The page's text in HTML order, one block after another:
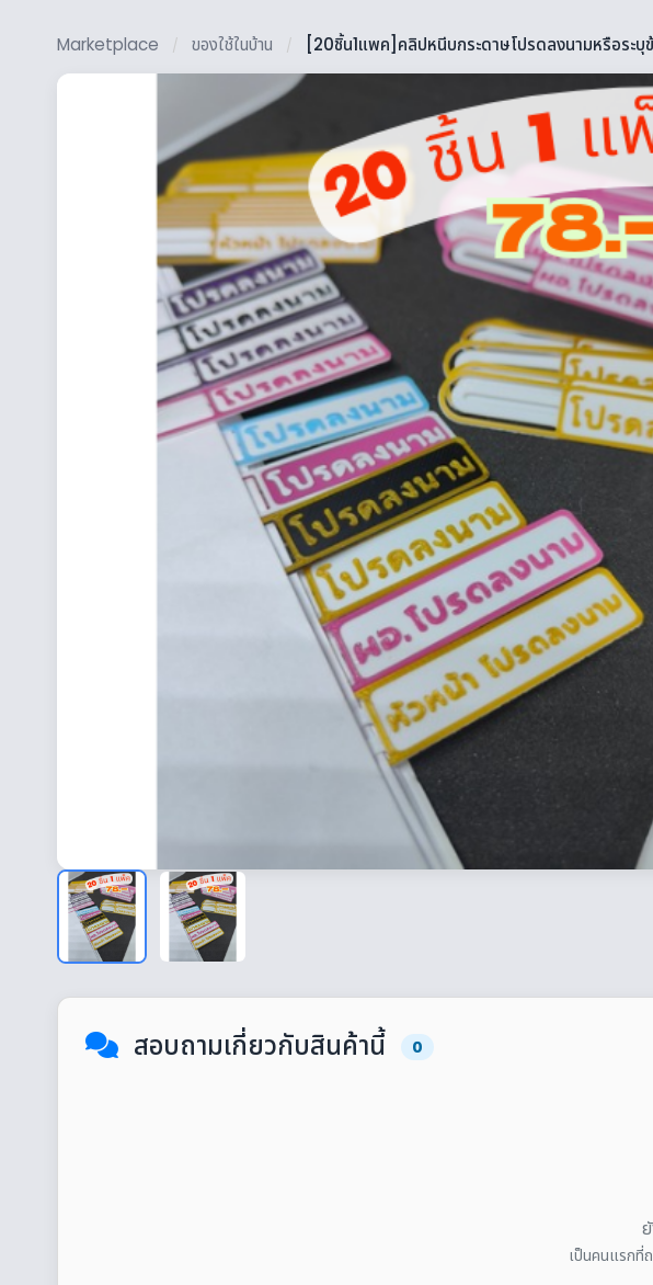
Marketplace / ของใช้ในบ้าน / [20ชิ้น1แพค]คลิปหนีบกระดาษโปรดลงนามหรือระบุ
สอบถามเกี่ยวกับสินค้านี้ 0
เป็นคนแรกที่